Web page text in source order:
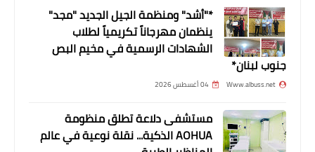
ثفافة و فنون
الحكواتي قبل الإفطار والفيلم بعده »
خلال شهر رمضان
*"أشد" ومنظمة الجيل الجديد "مجد"
ينظمان مهرجاناً تكريمياً لطلاب
الشهادات الرسمية في مخيم البص
جنوب لبنان*
Www.albuss.net 04 أغسطس 2026
مستشفى دلاعة تطلق منظومة
AOHUA الذكية... نقلة نوعية في عالم